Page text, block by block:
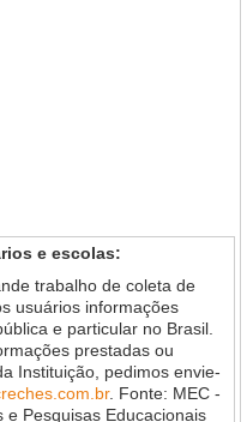
e escolas:
trabalho de coleta de
usuários informações
e particular no Brasil.
prestadas ou
Instituição, pedimos envie-
. Fonte: MEC -
e Pesquisas Educacionais